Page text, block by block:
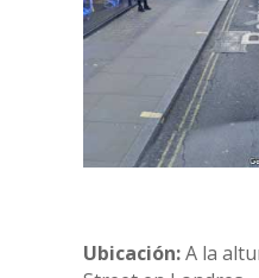
Ubicación:A la